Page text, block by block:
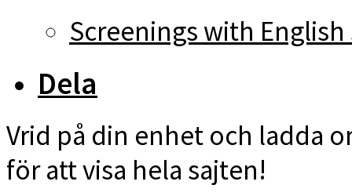
Screenings with
Dela
Vrid på din enhet och ladda
för att visa hela sajten!